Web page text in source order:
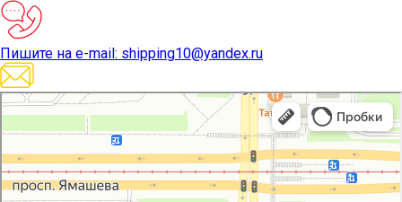
Пишите на e-mail: shipping10@yandex.ru